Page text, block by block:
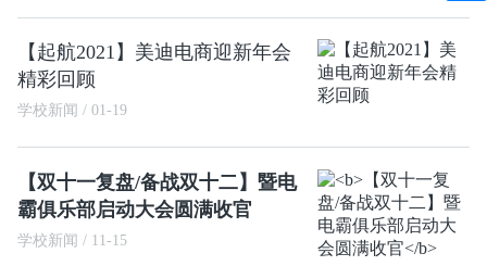
【起航2021】美迪电商迎新年会
精彩回顾
学校新闻 / 01-19
【双十一复盘/备战双十二】暨电
霸俱乐部启动大会圆满收官
学校新闻 / 11-15